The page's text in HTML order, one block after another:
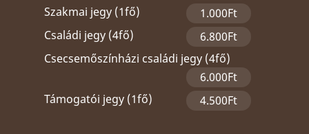
Szakmai jegy (1fő)
1.000Ft
Családi jegy (4fő)
6.800Ft
Csecsemőszínházi családi jegy (4fő)
6.000Ft
Támogatói jegy (1fő)
4.500Ft